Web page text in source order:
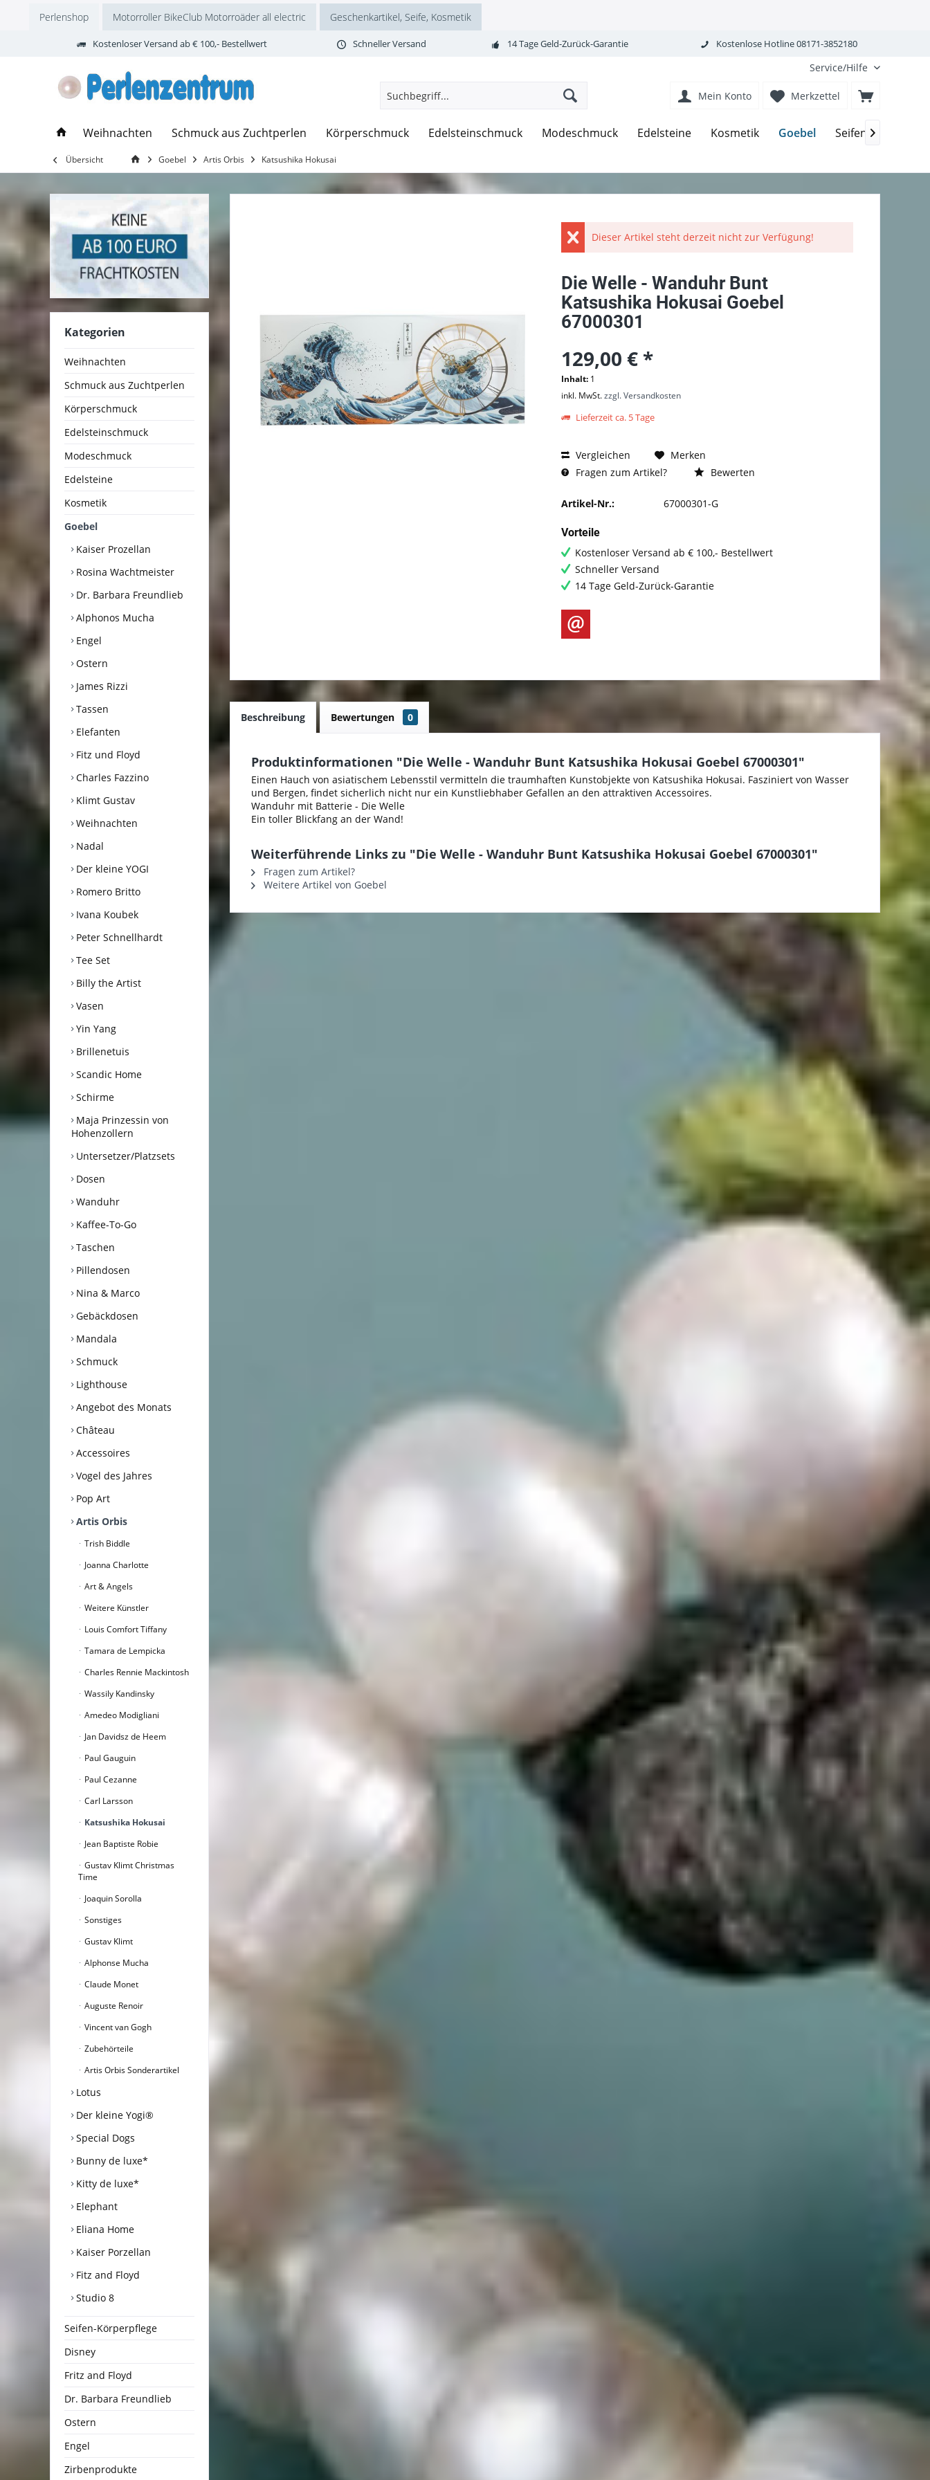
Perlenshop Motorroller BikeClub Motorroäder all electric Geschenkartikel, Seife, Kosmetik
Kostenloser Versand ab € 100,- Bestellwert Schneller Versand 14 Tage Geld-Zurück-Garantie Kostenlose Hotline 08171-3852180
Service/Hilfe
Merkzettel
Mein Konto
Weihnachten Schmuck aus Zuchtperlen Körperschmuck Edelsteinschmuck Modeschmuck Edelsteine Kosmetik Goebel Seifen-
Übersicht Goebel Artis Orbis Katsushika Hokusai
Kategorien
Weihnachten
Schmuck aus Zuchtperlen
Körperschmuck
Edelsteinschmuck
Modeschmuck
Edelsteine
Kosmetik
Goebel
Kaiser Prozellan
Rosina Wachtmeister
Dr. Barbara Freundlieb
Alphonos Mucha
Engel
Ostern
James Rizzi
Tassen
Elefanten
Fitz und Floyd
Charles Fazzino
Klimt Gustav
Weihnachten
Nadal
Der kleine YOGI
Romero Britto
Ivana Koubek
Peter Schnellhardt
Tee Set
Billy the Artist
Vasen
Yin Yang
Brillenetuis
Scandic Home
Schirme
Maja Prinzessin von
Hohenzollern
Untersetzer/Platzsets
Dosen
Wanduhr
Kaffee-To-Go
Taschen
Pillendosen
Nina & Marco
Gebäckdosen
Mandala
Schmuck
Lighthouse
Angebot des Monats
Château
Accessoires
Vogel des Jahres
Pop Art
Artis Orbis
Trish Biddle
Joanna Charlotte
Art & Angels
Weitere Künstler
Louis Comfort Tiffany
Tamara de Lempicka
Charles Rennie Mackintosh
Wassily Kandinsky
Amedeo Modigliani
Jan Davidsz de Heem
Paul Gauguin
Paul Cezanne
Carl Larsson
Katsushika Hokusai
Jean Baptiste Robie
Gustav Klimt Christmas
Time
Joaquin Sorolla
Sonstiges
Gustav Klimt
Alphonse Mucha
Claude Monet
Auguste Renoir
Vincent van Gogh
Zubehörteile
Artis Orbis Sonderartikel
Lotus
Der kleine Yogi®
Special Dogs
Bunny de luxe*
Kitty de luxe*
Elephant
Eliana Home
Kaiser Porzellan
Fitz and Floyd
Studio 8
Seifen-Körperpflege
Disney
Fritz and Floyd
Dr. Barbara Freundlieb
Ostern
Engel
Zirbenprodukte
Dieser Artikel steht derzeit nicht zur Verfügung!
Die Welle - Wanduhr Bunt
Katsushika Hokusai Goebel
67000301
129,00 € *
Inhalt: 1
inkl. MwSt.zzgl. Versandkosten
Lieferzeit ca. 5 Tage
Vergleichen
Merken
Fragen zum Artikel?
Bewerten
Artikel-Nr.: 67000301-G
Vorteile
Kostenloser Versand ab € 100,- Bestellwert
Schneller Versand
14 Tage Geld-Zurück-Garantie
Beschreibung Bewertungen 0
Produktinformationen "Die Welle - Wanduhr Bunt Katsushika Hokusai Goebel 67000301"
Einen Hauch von asiatischem Lebensstil vermitteln die traumhaften Kunstobjekte von Katsushika Hokusai. Fasziniert von Wasser
und Bergen, findet sicherlich nicht nur ein Kunstliebhaber Gefallen an den attraktiven Accessoires.
Wanduhr mit Batterie - Die Welle
Ein toller Blickfang an der Wand!
Weiterführende Links zu "Die Welle - Wanduhr Bunt Katsushika Hokusai Goebel 67000301"
Fragen zum Artikel?
Weitere Artikel von Goebel